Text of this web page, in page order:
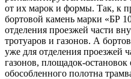
от их марок и формы. Так, к
бортовой камень марки «БР
отделения проезжей части
тротуаров и газонов. А
уже для отделения проезжей
газонов, площадок-
обособленного полотна